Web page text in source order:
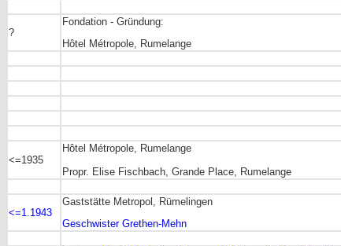
?
Fondation - Gründung:
Hôtel Métropole, Rumelange
<=1935
Hôtel Métropole, Rumelange
Propr. Elise Fischbach, Grande Place, Rumelange
<=1.1943
Gaststätte Metropol, Rümelingen
Geschwister Grethen-Mehn